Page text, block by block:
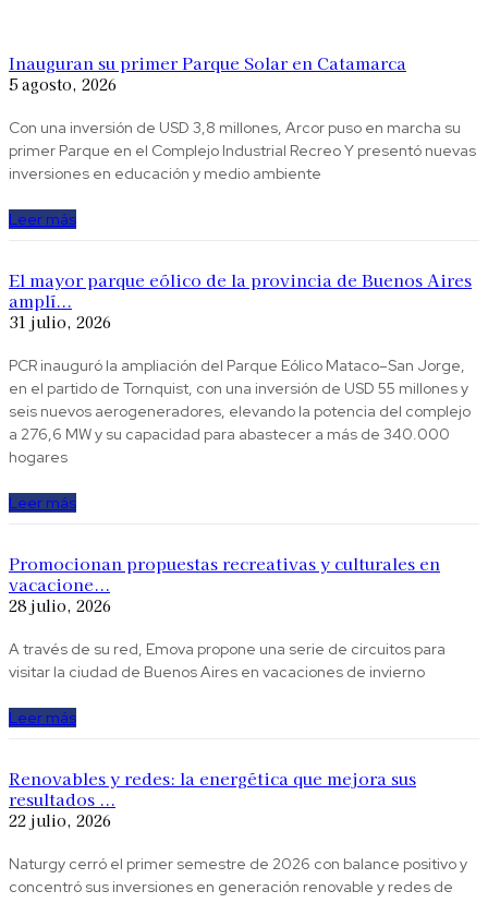
Inauguran su primer Parque Solar en Catamarca
5 agosto, 2026
Con una inversión de USD 3,8 millones, Arcor puso en marcha su
primer Parque en el Complejo Industrial Recreo Y presentó nuevas
inversiones en educación y medio ambiente
Leer más
El mayor parque eólico de la provincia de Buenos Aires
amplí...
31 julio, 2026
PCR inauguró la ampliación del Parque Eólico Mataco–San Jorge,
en el partido de Tornquist, con una inversión de USD 55 millones y
seis nuevos aerogeneradores, elevando la potencia del complejo
a 276,6 MW y su capacidad para abastecer a más de 340.000
hogares
Leer más
Promocionan propuestas recreativas y culturales en
vacacione...
28 julio, 2026
A través de su red, Emova propone una serie de circuitos para
visitar la ciudad de Buenos Aires en vacaciones de invierno
Leer más
Renovables y redes: la energética que mejora sus
resultados ...
22 julio, 2026
Naturgy cerró el primer semestre de 2026 con balance positivo y
concentró sus inversiones en generación renovable y redes de